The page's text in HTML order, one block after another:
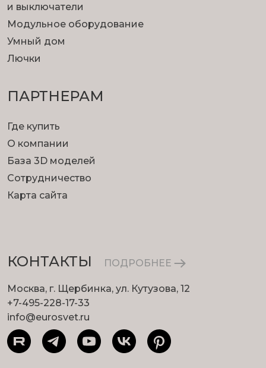
и выключатели
Модульное оборудование
Умный дом
Лючки
ПАРТНЕРАМ
Где купить
О компании
База 3D моделей
Сотрудничество
Карта сайта
КОНТАКТЫ ПОДРОБНЕЕ
Москва, г. Щербинка, ул. Кутузова, 12
+7-495-228-17-33
info@eurosvet.ru